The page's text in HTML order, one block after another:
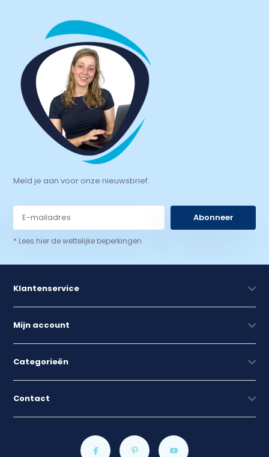
Meld je aan voor onze nieuwsbrief.
Abonneer
* Lees hier de wettelijke beperkingen
Klantenservice
Mijn account
Categorieën
Contact